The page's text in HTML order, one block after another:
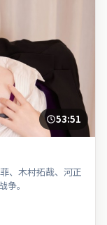
53:51
、木村拓哉、河正
。